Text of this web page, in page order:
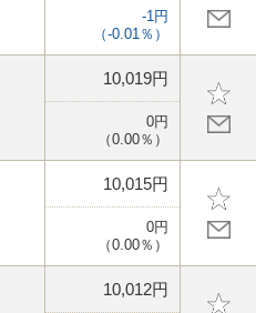
-1円
（-0.01％）
10,019円
0円
（0.00％）
10,015円
0円
（0.00％）
10,012円